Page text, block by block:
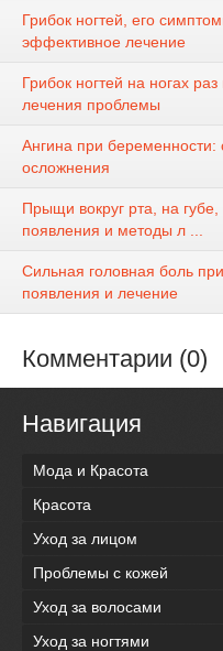
Грибок ногтей, его
эффективное лечение
Грибок ногтей на ногах
лечения проблемы
Ангина при
осложнения
Прыщи вокруг рта, на
появления и методы л ...
Сильная головная боль
появления и лечение
Комментарии (0)
Навигация
Мода и Красота
Красота
Уход за лицом
Проблемы с кожей
Уход за волосами
Уход за ногтями